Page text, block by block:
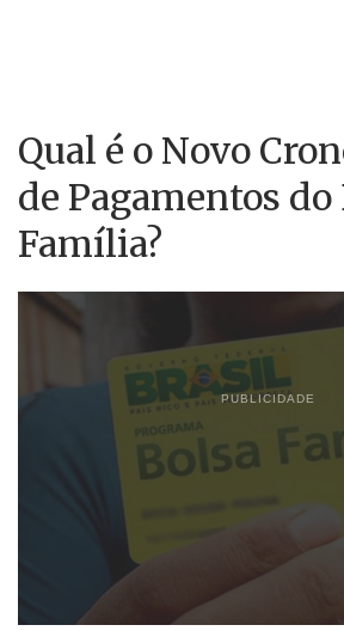
Qual é o Novo
de Pagamentos do
Família?
PUBLICIDADE